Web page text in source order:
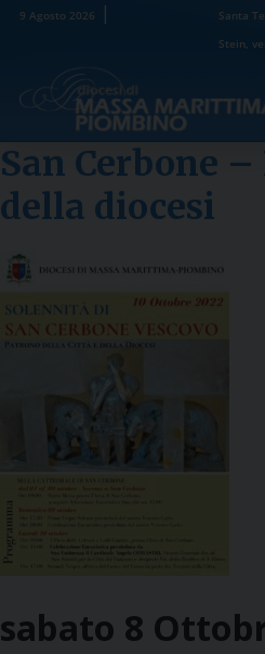
Skip9 Agosto 2026
Santa
Stein,
San Cerbone
della diocesi
sabato 8